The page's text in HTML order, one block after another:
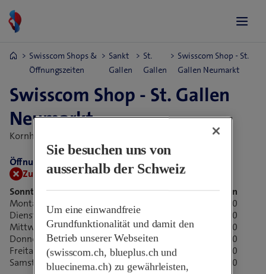
Swisscom Shops &
Öffnungszeiten
Sankt
Gallen
St.
Gallen
Swisscom Shop - St.
Gallen Neumarkt
Swisscom Shop - St. Gallen
Neumarkt
Kornhausstr. 28,
Öffnungszeiten:
Zurzeit geschlossen.Öffnet morgen um 09:00
Sonntag
Geschlossen
Montag
09:00-18:30
Dienstag
09:00-18:30
Mittwoch
09:00-18:30
Donnerstag
09:00-18:30
Freitag
09:00-18:30
Samstag
09:00-17:00
Sie besuchen uns von
ausserhalb der Schweiz
Um eine einwandfreie
Grundfunktionalität und damit den
Betrieb unserer Webseiten
(swisscom.ch, blueplus.ch und
bluecinema.ch) zu gewährleisten,